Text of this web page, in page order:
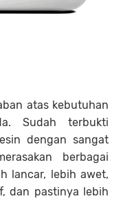
atas kebutuhan
Sudah terbukti
dengan sangat
berbagai
lancar, lebih awet,
dan pastinya lebih